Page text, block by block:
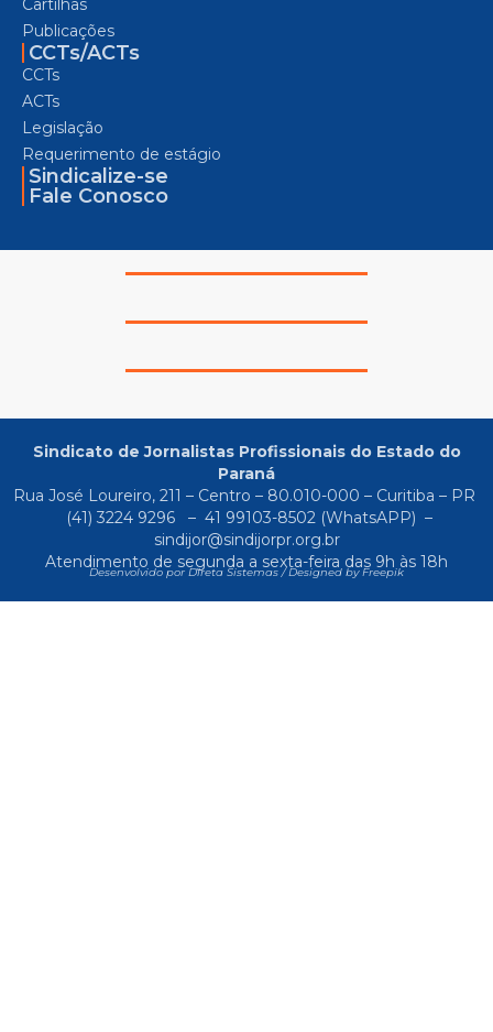
Cartilhas
Publicações
CCTs/ACTs
CCTs
ACTs
Legislação
Requerimento de estágio
Sindicalize-se
Fale Conosco
Sindicato de Jornalistas Profissionais do Estado do
Paraná
Rua José Loureiro, 211 – Centro – 80.010-000 – Curitiba – PR
(41) 3224 9296
– 41 99103-8502(WhatsAPP) –
sindijor@sindijorpr.org.br
Atendimento de segunda a sexta-feira das 9h às 18h
Desenvolvido por Direta Sistemas /Designed by Freepik